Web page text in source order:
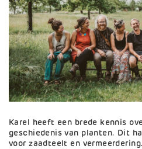
Karel heeft een brede kennis
geschiedenis van planten. Dit
voor zaadteelt en